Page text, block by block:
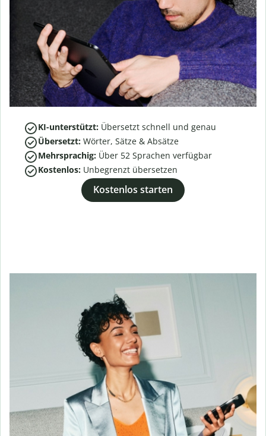
KI-unterstützt: Übersetzt schnell und genau
Übersetzt: Wörter, Sätze & Absätze
Mehrsprachig: Über 52 Sprachen verfügbar
Kostenlos: Unbegrenzt übersetzen
Kostenlos starten